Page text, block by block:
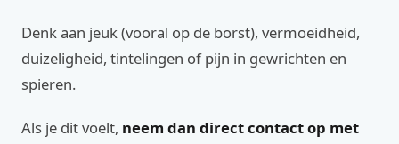
Denk aan jeuk (vooral op de borst), vermoeidheid,
duizeligheid, tintelingen of pijn in gewrichten en
spieren.
Als je dit voelt, neem dan direct contact op met